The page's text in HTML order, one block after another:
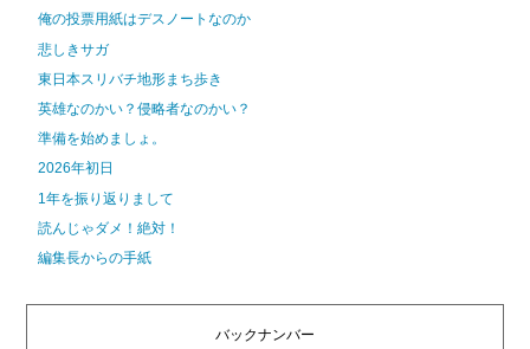
俺の投票用紙はデスノートなのか
悲しきサガ
東日本スリバチ地形まち歩き
英雄なのかい？侵略者なのかい？
準備を始めましょ。
2026年初日
1年を振り返りまして
読んじゃダメ！絶対！
編集長からの手紙
バックナンバー